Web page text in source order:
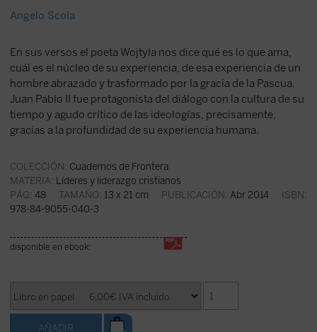
Angelo Scola
En sus versos el poeta Wojtyla nos dice qué es lo que ama,
cuál es el núcleo de su experiencia, de esa experiencia de un
hombre abrazado y trasformado por la gracia de la Pascua.
Juan Pablo II fue protagonista del diálogo con la cultura de su
tiempo y agudo crítico de las ideologías, precisamente,
gracias a la profundidad de su experiencia humana.
COLECCIÓN: Cuadernos de Frontera
MATERIA: Líderes y liderazgo cristianos
PÁG: 48 TAMAÑO: 13 x 21 cm PUBLICACIÓN: Abr 2014 ISBN:
978-84-9055-040-3
disponible en ebook: